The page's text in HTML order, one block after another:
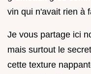
vin qui n'avait rien à
Je vous partage ici
mais surtout le
cette texture